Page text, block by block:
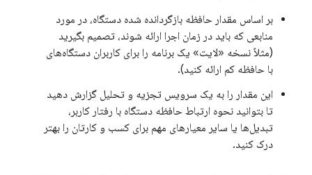
بر اساس مقدار حافظه بازگردانده شده دستگاه، در مورد
منابعی که باید در زمان اجرا ارائه شوند، تصمیم بگیرید
(مثلاً نسخه «لایت» یک برنامه را برای کاربران دستگاه‌های
با حافظه کم ارائه کنید).
این مقدار را به یک سرویس تجزیه و تحلیل گزارش دهید
تا بتوانید نحوه ارتباط حافظه دستگاه با رفتار کاربر،
تبدیل‌ها یا سایر معیارهای مهم برای کسب و کارتان را بهتر
درک کنید.